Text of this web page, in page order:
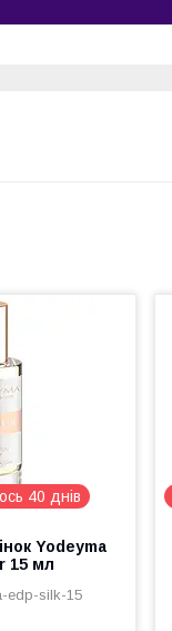
40 днів
Yodeyma
15 мл
edp-silk-15